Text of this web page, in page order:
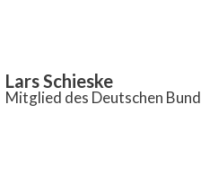
Lars Schieske
Mitglied des Deutschen